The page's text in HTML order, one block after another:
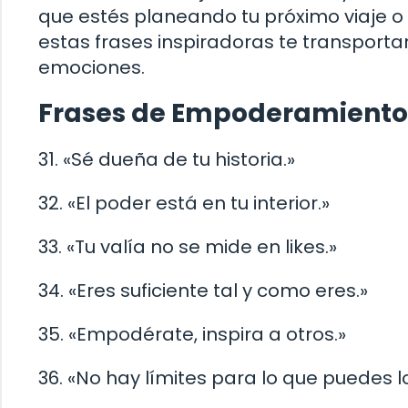
que estés planeando tu próximo viaje
estas frases inspiradoras te
emociones.
Frases de Empoderamiento
31. «Sé dueña de tu historia.»
32. «El poder está en tu interior.»
33. «Tu valía no se mide en likes.»
34. «Eres suficiente tal y como eres.»
35. «Empodérate, inspira a otros.»
36. «No hay límites para lo que puedes